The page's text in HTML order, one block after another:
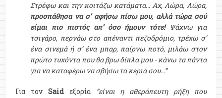
Στρέφω και την κοιτάζω κατάματα... Αχ, Λώρα, Λώρα,
προσπάθησα να σ’ αφήσω πίσω μου, αλλά τώρα σού
είμαι πιο πιστός απ’ όσο ήμουν τότε!Ψάχνω για
τσιγάρο, περνάω στο απέναντι πεζοδρόμιο, τρέχω σ’
ένα σινεμά ή σ’ ένα μπαρ, παίρνω ποτό, μιλάω στον
πρώτο τυχόντα που θα βρω δίπλα μου - κάνω τα πάντα
για να καταφέρω να σβήσω τα κεριά σου...”
Για τον Saidεξορία
“είναι η αθεράπευτη ρήξη που